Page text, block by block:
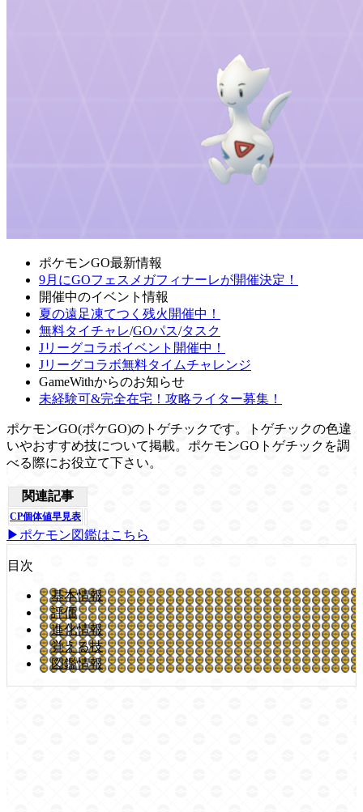
ポケモンGO最新情報
9月にGOフェスメガフィナーレが開催決定！
開催中のイベント情報
夏の遠足凍てつく残火開催中！
無料タイチャレ/GOパス/タスク
Jリーグコラボイベント開催中！
Jリーグコラボ無料タイムチャレンジ
GameWithからのお知らせ
未経験可&完全在宅！攻略ライター募集！
ポケモンGO(ポケGO)のトゲチックです。トゲチックの色違
いやおすすめ技について掲載。ポケモンGOトゲチックを調
べる際にお役立て下さい。
関連記事
CP個体値早見表
▶ポケモン図鑑はこちら
目次
基本情報
評価
進化情報
覚える技
図鑑情報